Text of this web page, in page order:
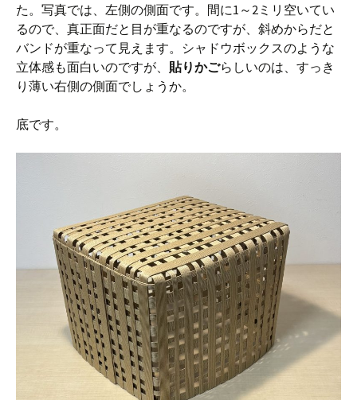
た。写真では、左側の側面です。間に1～2ミリ空いてい
るので、真正面だと目が重なるのですが、斜めからだと
バンドが重なって見えます。シャドウボックスのような
立体感も面白いのですが、 貼りかごらしいのは、すっき
り薄い右側の側面でしょうか。
底です。